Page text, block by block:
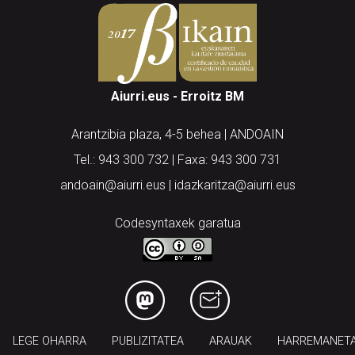
Aiurri.eus - Erroitz BM
Arantzibia plaza, 4-5 behea | ANDOAIN
Tel.: 943 300 732 | Faxa: 943 300 731
andoain@aiurri.eus | idazkaritza@aiurri.eus
Codesyntaxek garatua
LEGE OHARRA PUBLIZITATEA ARAUAK